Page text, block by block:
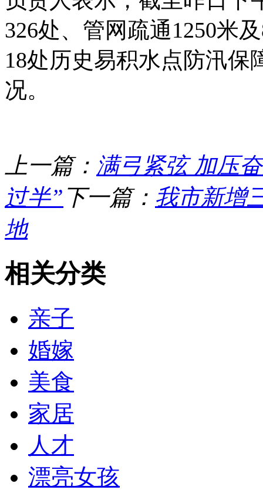
326处、管网疏通1250米
18处历史易积水点防汛保
况。
上一篇： 满弓紧弦 加压
过半” 下一篇： 我市新增
地
相关分类
亲子
婚嫁
美食
家居
人才
漂亮女孩